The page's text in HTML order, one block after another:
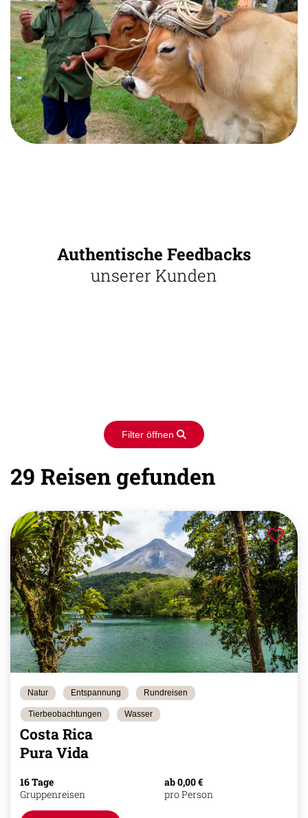
Authentische Feedbacks
unserer Kunden
Filter öffnen
29 Reisen gefunden
Natur Entspannung Rundreisen
Tierbeobachtungen Wasser
Costa Rica
Pura Vida
16 Tage
Gruppenreisen
ab 0,00 €
pro Person